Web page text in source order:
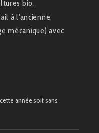
bio.
à l'ancienne,
mécanique) avec
année soit sans